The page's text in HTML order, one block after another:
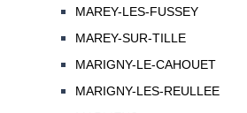
MAREY-LES-FUSSEY
MAREY-SUR-TILLE
MARIGNY-LE-CAHOUET
MARIGNY-LES-REULLEE